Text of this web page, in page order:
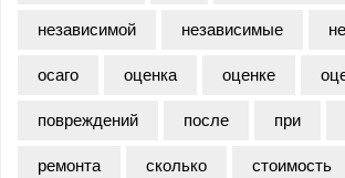
независимой
независимые
осаго
оценка оценке
повреждений
после при
ремонта
сколько стоимость